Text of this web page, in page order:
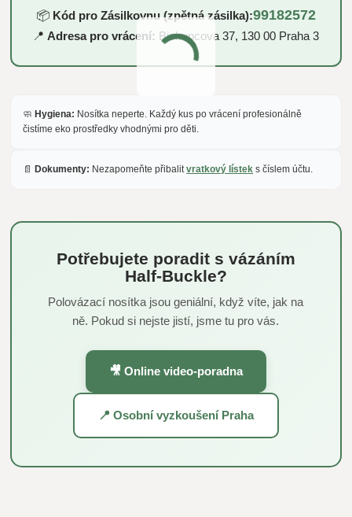
📦 Kód pro Zásilkovnu (zpětná zásilka):99182572
📍Adresa pro vrácení: Biskupcova 37, 130 00 Praha 3
🧼 Hygiena: Nosítka neperte. Každý kus po vrácení profesionálně
čistíme eko prostředky vhodnými pro děti.
📄 Dokumenty: Nezapomeňte přibalitvratkový lístek s číslem účtu.
Potřebujete poradit s vázáním
Half-Buckle?
Polovázací nosítka jsou geniální, když víte, jak na
ně. Pokud si nejste jistí, jsme tu pro vás.
🎥 Online video-poradna
📍 Osobní vyzkoušení Praha